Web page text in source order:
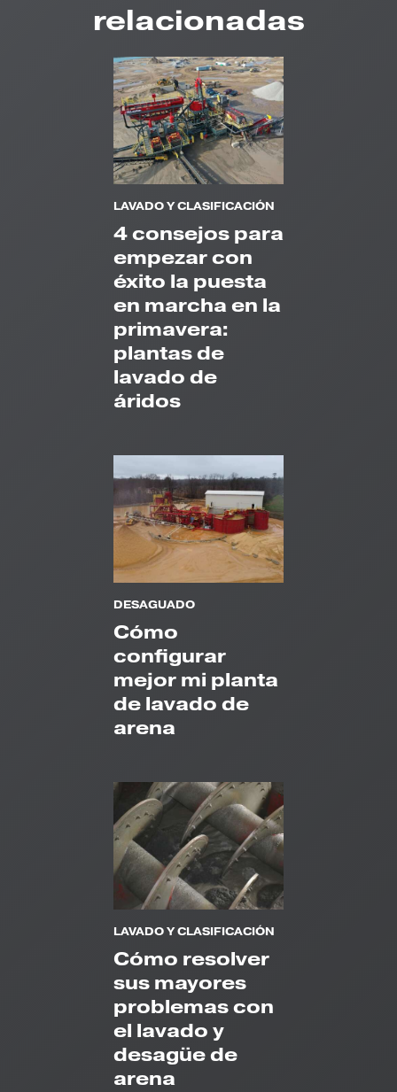
relacionadas
LAVADO Y CLASIFICACIÓN
4 consejos para
empezar con
éxito la puesta
en marcha en la
primavera:
plantas de
lavado de
áridos
DESAGUADO
Cómo
configurar
mejor mi planta
de lavado de
arena
LAVADO Y CLASIFICACIÓN
Cómo resolver
sus mayores
problemas con
el lavado y
desagüe de
arena